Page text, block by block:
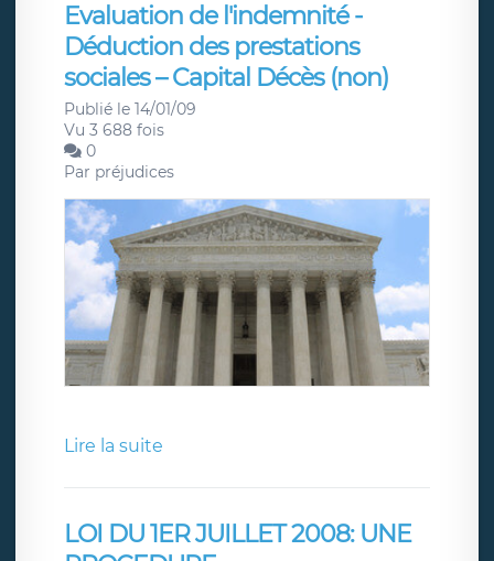
Evaluation de l'indemnité -
Déduction des prestations
sociales – Capital Décès (non)
Publié le 14/01/09
Vu 3 688 fois
0
Par préjudices
Lire la suite
LOI DU 1ER JUILLET 2008: UNE